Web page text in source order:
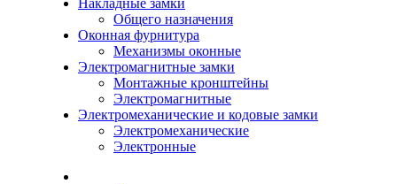
Накладные замки
Общего назначения
Оконная фурнитура
Механизмы оконные
Электромагнитные замки
Монтажные кронштейны
Электромагнитные
Электромеханические и кодовые замки
Электромеханические
Электронные